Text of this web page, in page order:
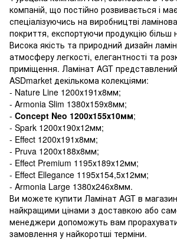
компаній, що постійно розвивається і має
спеціалізуючись на виробництві
покриття, експортуючи продукцію більш
Висока якість та природний дизайн
атмосферу легкості, елегантності та
приміщення. Ламінат AGT
ASDmarket декількома колекціями:
- Nature Line 1200х191х8мм;
- Armonia Slim 1380х159х8мм;
- Concept Neo 1200х155х10мм;
- Spark 1200х190х12мм;
- Effect 1200х191х8мм;
- Pruva 1200х188х8мм;
- Effect Premium 1195х189х12мм;
- Effect Ellegance 1195х154,5х12мм;
- Armonia Large 1380х246х8мм.
Ви можете купити Ламінат AGT в
найкращими цінами з доставкою або
менеджери допоможуть вам
замовлення у найкоротші терміни.